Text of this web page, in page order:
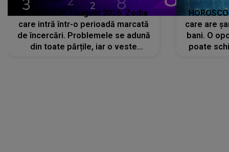
HOROSCOP 7 august 2026. Zodia
care intră într-o perioadă marcată
de încercări. Problemele se adună
din toate părțile, iar o veste
care are
bani. O
poate